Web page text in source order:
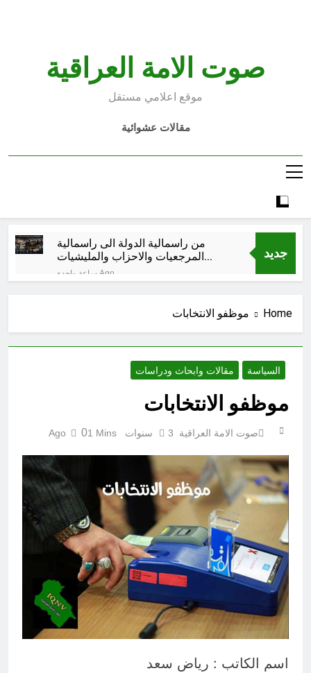
صوت الامة العراقية
موقع اعلامي مستقل
مقالات عشوائية
جديد
من راسمالية الدولة الى راسمالية
المرجعيات والاحزاب والمليشيات
والاذرع
ساعة واحدة Ago
مجلس حسيني (دواعي نصب مآتم
العزاء الحسيني)
المخطط بياني / اسس التعامل المنجز
[إِنتفاضةُ صفَر…تمرُّدٌ حُسَينيٌّ][ب]
8 ساعات Ago
المنبر بين قدسية الرسالة ومخاطر
التطفل
8 ساعات Ago
ماذا لو كان المدير اقوى من الوزير
؟
9 ساعات Ago
الظلم والظلام والمادة المظلمة
9 ساعات Ago
‏نحو ترميم البيت العراقي‏ … حوار في
الاصلاح الديني‏(الحلقة الاولى)‏
Home موظفو الانتخابات
السياسة مقالات وابحاث ودراسات
موظفو الانتخابات
صوت الامة العراقية 3 سنوات Ago 01 Mins
اسم الكاتب : رياض سعد